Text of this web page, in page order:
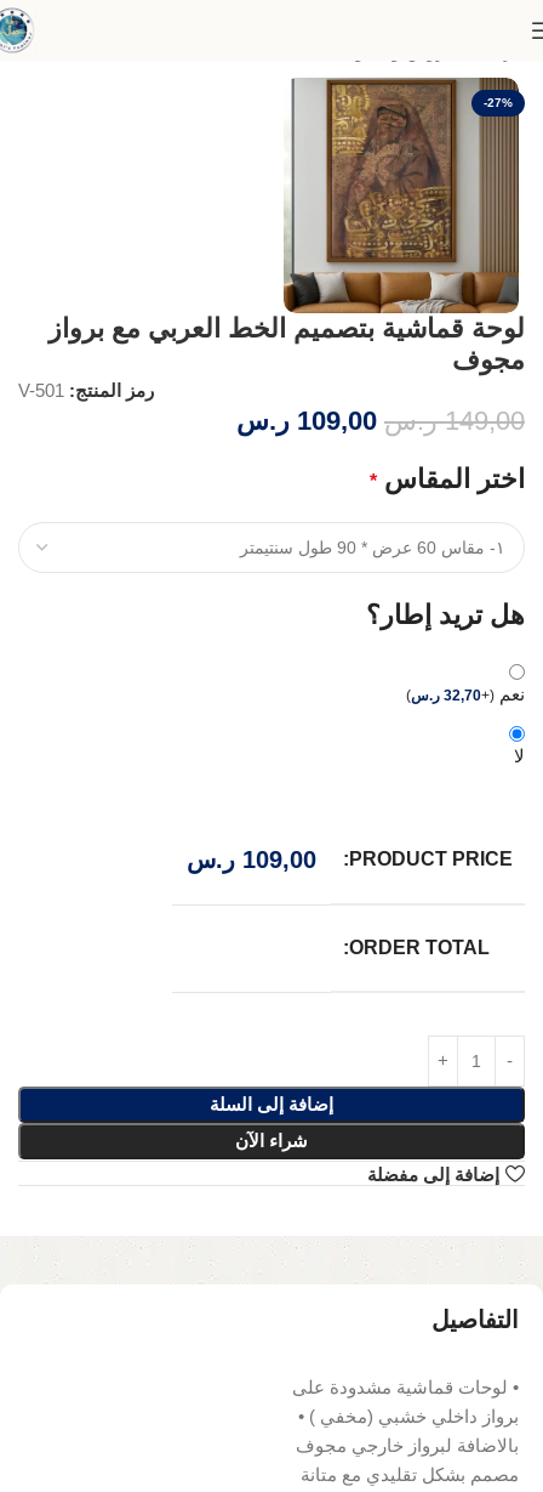
-27%
لوحة قماشية بتصميم الخط العربي مع برواز
مجوف
رمز المنتج: V-501
149,00 ر.س 109,00 ر.س
اختر المقاس *
هل تريد إطار؟
نعم (
+
32,70 ر.س)
لا
PRODUCT PRICE:
109,00 ر.س
ORDER TOTAL:
إضافة إلى السلة
شراء الآن
إضافة إلى مفضلة
التفاصيل
• لوحات قماشية مشدودة على
برواز داخلي خشبي (مخفي ) •
بالاضافة لبرواز خارجي مجوف
مصمم بشكل تقليدي مع متانة